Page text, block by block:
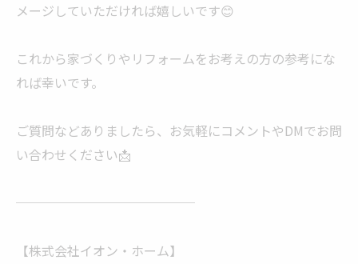
メージしていただければ嬉しいです😊
これから家づくりやリフォームをお考えの方の参考にな
れば幸いです。
ご質問などありましたら、お気軽にコメントやDMでお問
い合わせください📩
──────────────
【株式会社イオン・ホーム】